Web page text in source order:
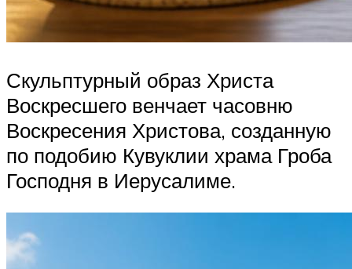
Скульптурный образ Христа
Воскресшего венчает часовню
Воскресения Христова, созданную
по подобию Кувуклии храма Гроба
Господня в Иерусалиме.